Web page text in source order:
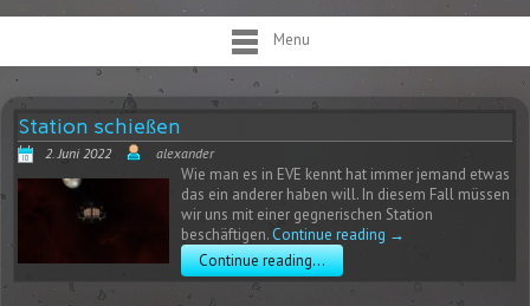
Menu
Station schießen
2. Juni 2022 alexander
Wie man es in EVE kennt hat immer jemand etwas
das ein anderer haben will. In diesem Fall müssen
wir uns mit einer gegnerischen Station
beschäftigen.Continue reading →
Continue reading...